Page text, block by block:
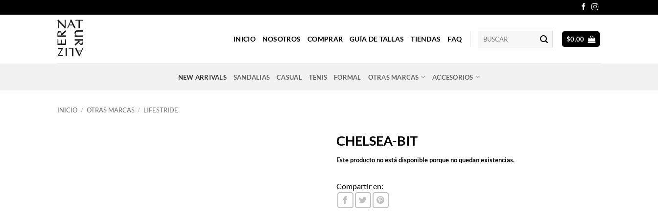
al
INICIO NOSOTROS COMPRAR GUÍA DE TALLAS TIENDAS FAQ
Buscar
$0.00
NEW ARRIVALS SANDALIAS CASUAL TENIS FORMAL OTRAS MARCAS ACCESORIOS
INICIO / OTRAS MARCAS / LIFESTRIDE
CHELSEA-BIT
Este producto no está disponible porque no quedan existencias.
Compartir en: